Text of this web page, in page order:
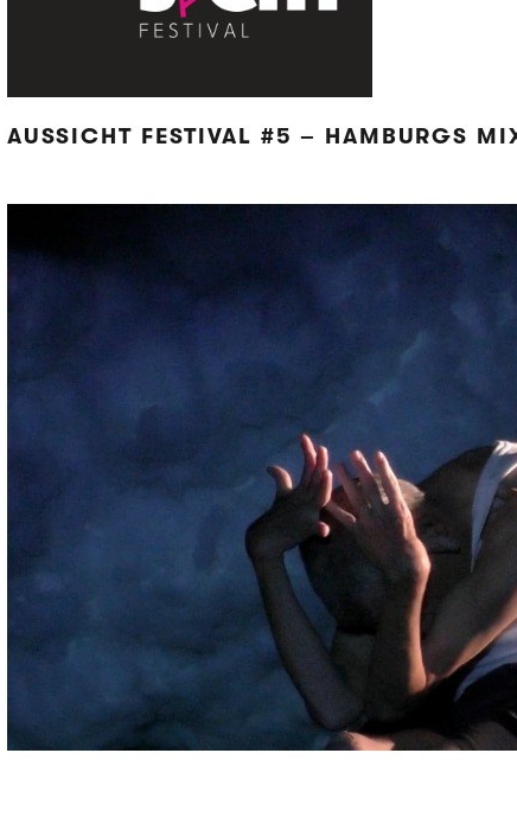
AUSSICHT FESTIVAL #5 – HAMBURGS